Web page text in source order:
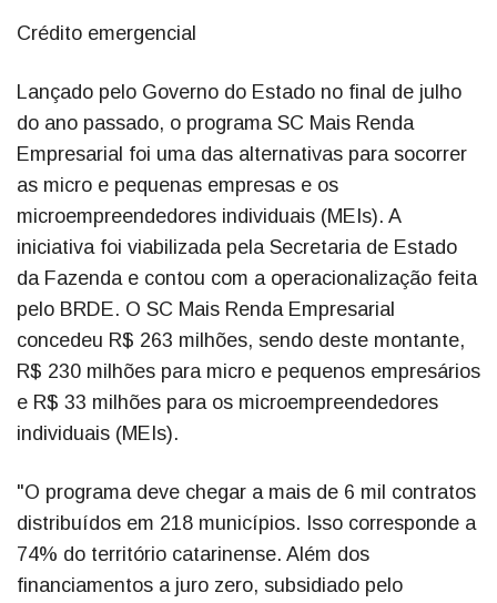
Crédito emergencial
Lançado pelo Governo do Estado no final de julho
do ano passado, o programa SC Mais Renda
Empresarial foi uma das alternativas para socorrer
as micro e pequenas empresas e os
microempreendedores individuais (MEIs). A
iniciativa foi viabilizada pela Secretaria de Estado
da Fazenda e contou com a operacionalização feita
pelo BRDE. O SC Mais Renda Empresarial
concedeu R$ 263 milhões, sendo deste montante,
R$ 230 milhões para micro e pequenos empresários
e R$ 33 milhões para os microempreendedores
individuais (MEIs).
"O programa deve chegar a mais de 6 mil contratos
distribuídos em 218 municípios. Isso corresponde a
74% do território catarinense. Além dos
financiamentos a juro zero, subsidiado pelo